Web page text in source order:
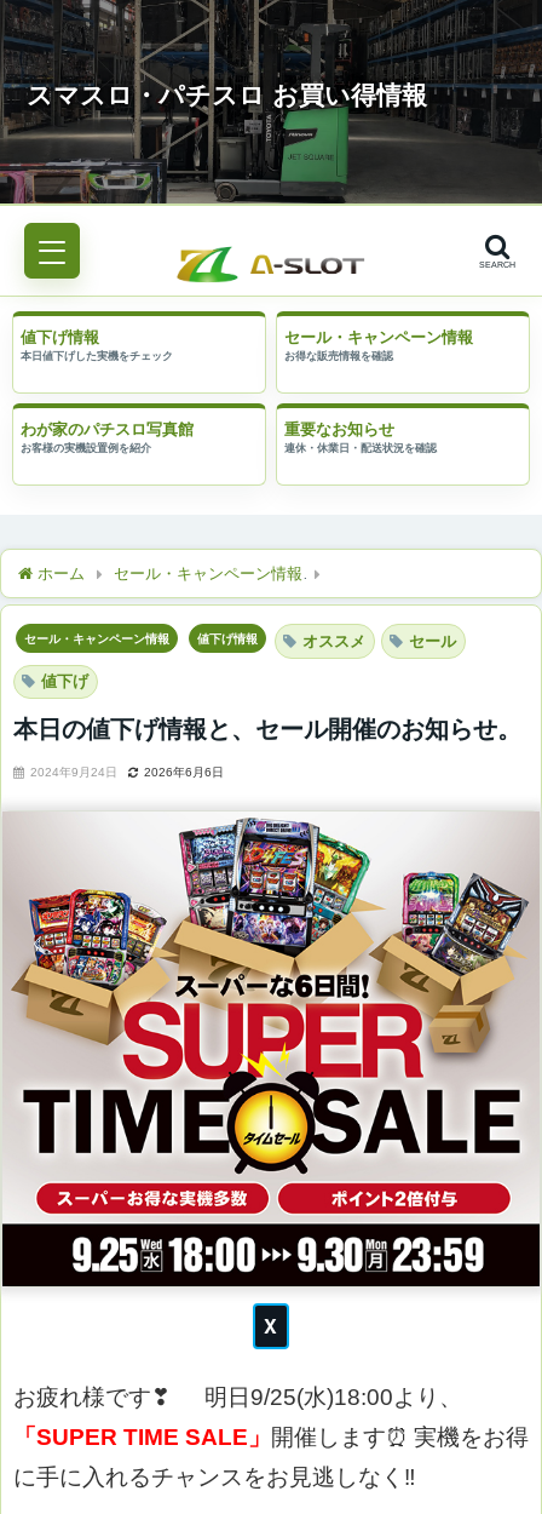
SEARCH
値下げ情報 セール・キャンペーン情報
わが家のパチスロ写真館 重要なお知らせ
ホーム セール・キャンペーン情報
セール・キャンペーン情報 値下げ情報 オススメ セール
値下げ
本日の値下げ情報と、セール開催のお知らせ。
2024年9月24日 2026年6月6日
お疲れ様です❣ 明日9/25(水)18:00より、
「SUPER TIME SALE」 開催します⏰ 実機をお得
に手に入れるチャンスをお見逃しなく‼